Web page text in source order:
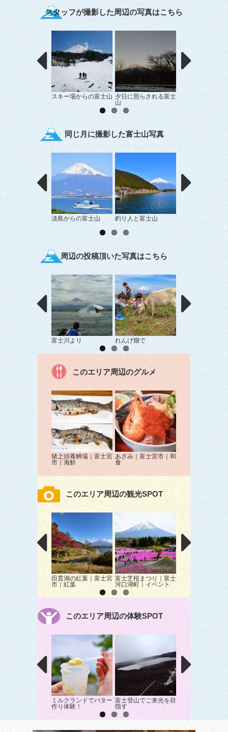
スタッフが撮影した周辺の写真はこちら
スキー場からの富士山 夕日に照らされる富士
山
朝霧からの富士山
同じ月に撮影した富士山写真
淡島からの富士山 釣り人と富士山
富士山と漁船が
景
周辺の投稿頂いた写真はこちら
富士川より れんげ畑で ありがとう！？
このエリア周辺のグルメ
猪之頭養鱒場｜富士宮
市｜海鮮
あざみ｜富士宮市｜和
食
このエリア周辺の観光SPOT
田貫湖の紅葉｜富士宮
市｜紅葉
富士芝桜まつり｜富士
河口湖町｜イベント
まかいの牧場｜
市｜動物ふれあい
このエリア周辺の体験SPOT
ミルクランドでバター
作り体験！
富士登山でご来光を目
指す
ミルクランドで
クーヘン作りを